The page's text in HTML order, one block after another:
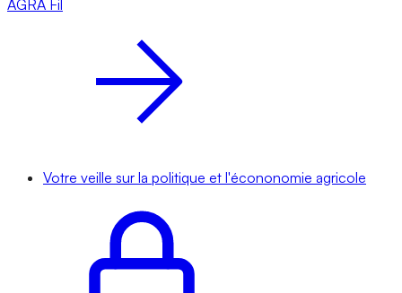
AGRA Fil
Votre veille sur la politique et l'écononomie agricole